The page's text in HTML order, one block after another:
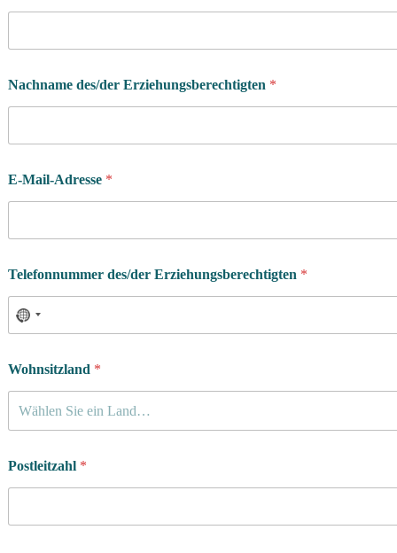
Nachname des/der Erziehungsberechtigten *
E-Mail-Adresse *
Telefonnummer des/der Erziehungsberechtigten *
Wohnsitzland *
Wählen Sie ein Land…
Postleitzahl *